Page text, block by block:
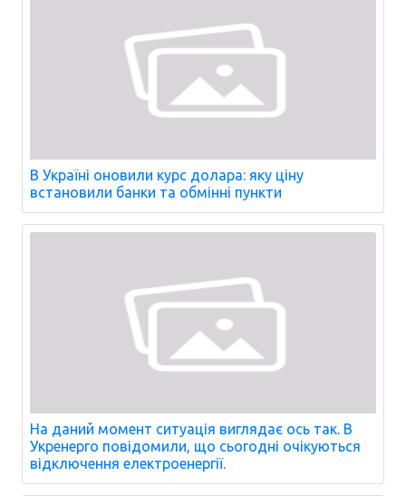
В Україні оновили курс долара: яку ціну
встановили банки та обмінні пункти
На даний момент ситуація виглядає ось так. В
Укренерго повідомили, що сьогодні очікуються
відключення електроенергії.